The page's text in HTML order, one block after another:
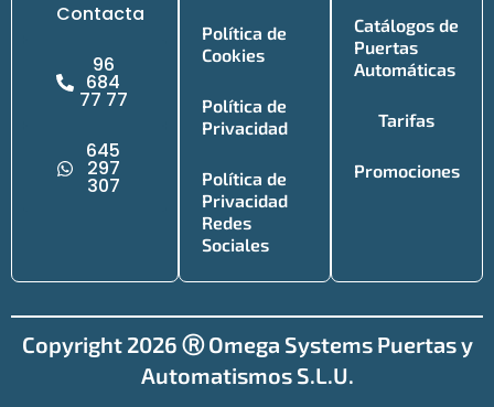
Contacta
96
684
77 77
645
297
307
Política de
Cookies
Política de
Privacidad
Política de
Privacidad
Redes
Sociales
Catálogos de
Puertas
Automáticas
Tarifas
Promociones
Copyright 2026 Ⓡ Omega Systems Puertas y
Automatismos S.L.U.